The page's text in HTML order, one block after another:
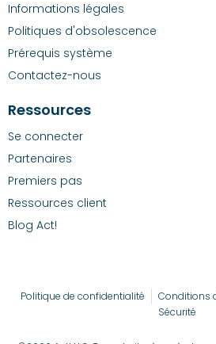
Informations légales
Politiques d'obsolescence
Prérequis système
Contactez-nous
Ressources
Se connecter
Partenaires
Premiers pas
Ressources client
Blog Act!
Politique de confidentialité
Conditions
Sécurité